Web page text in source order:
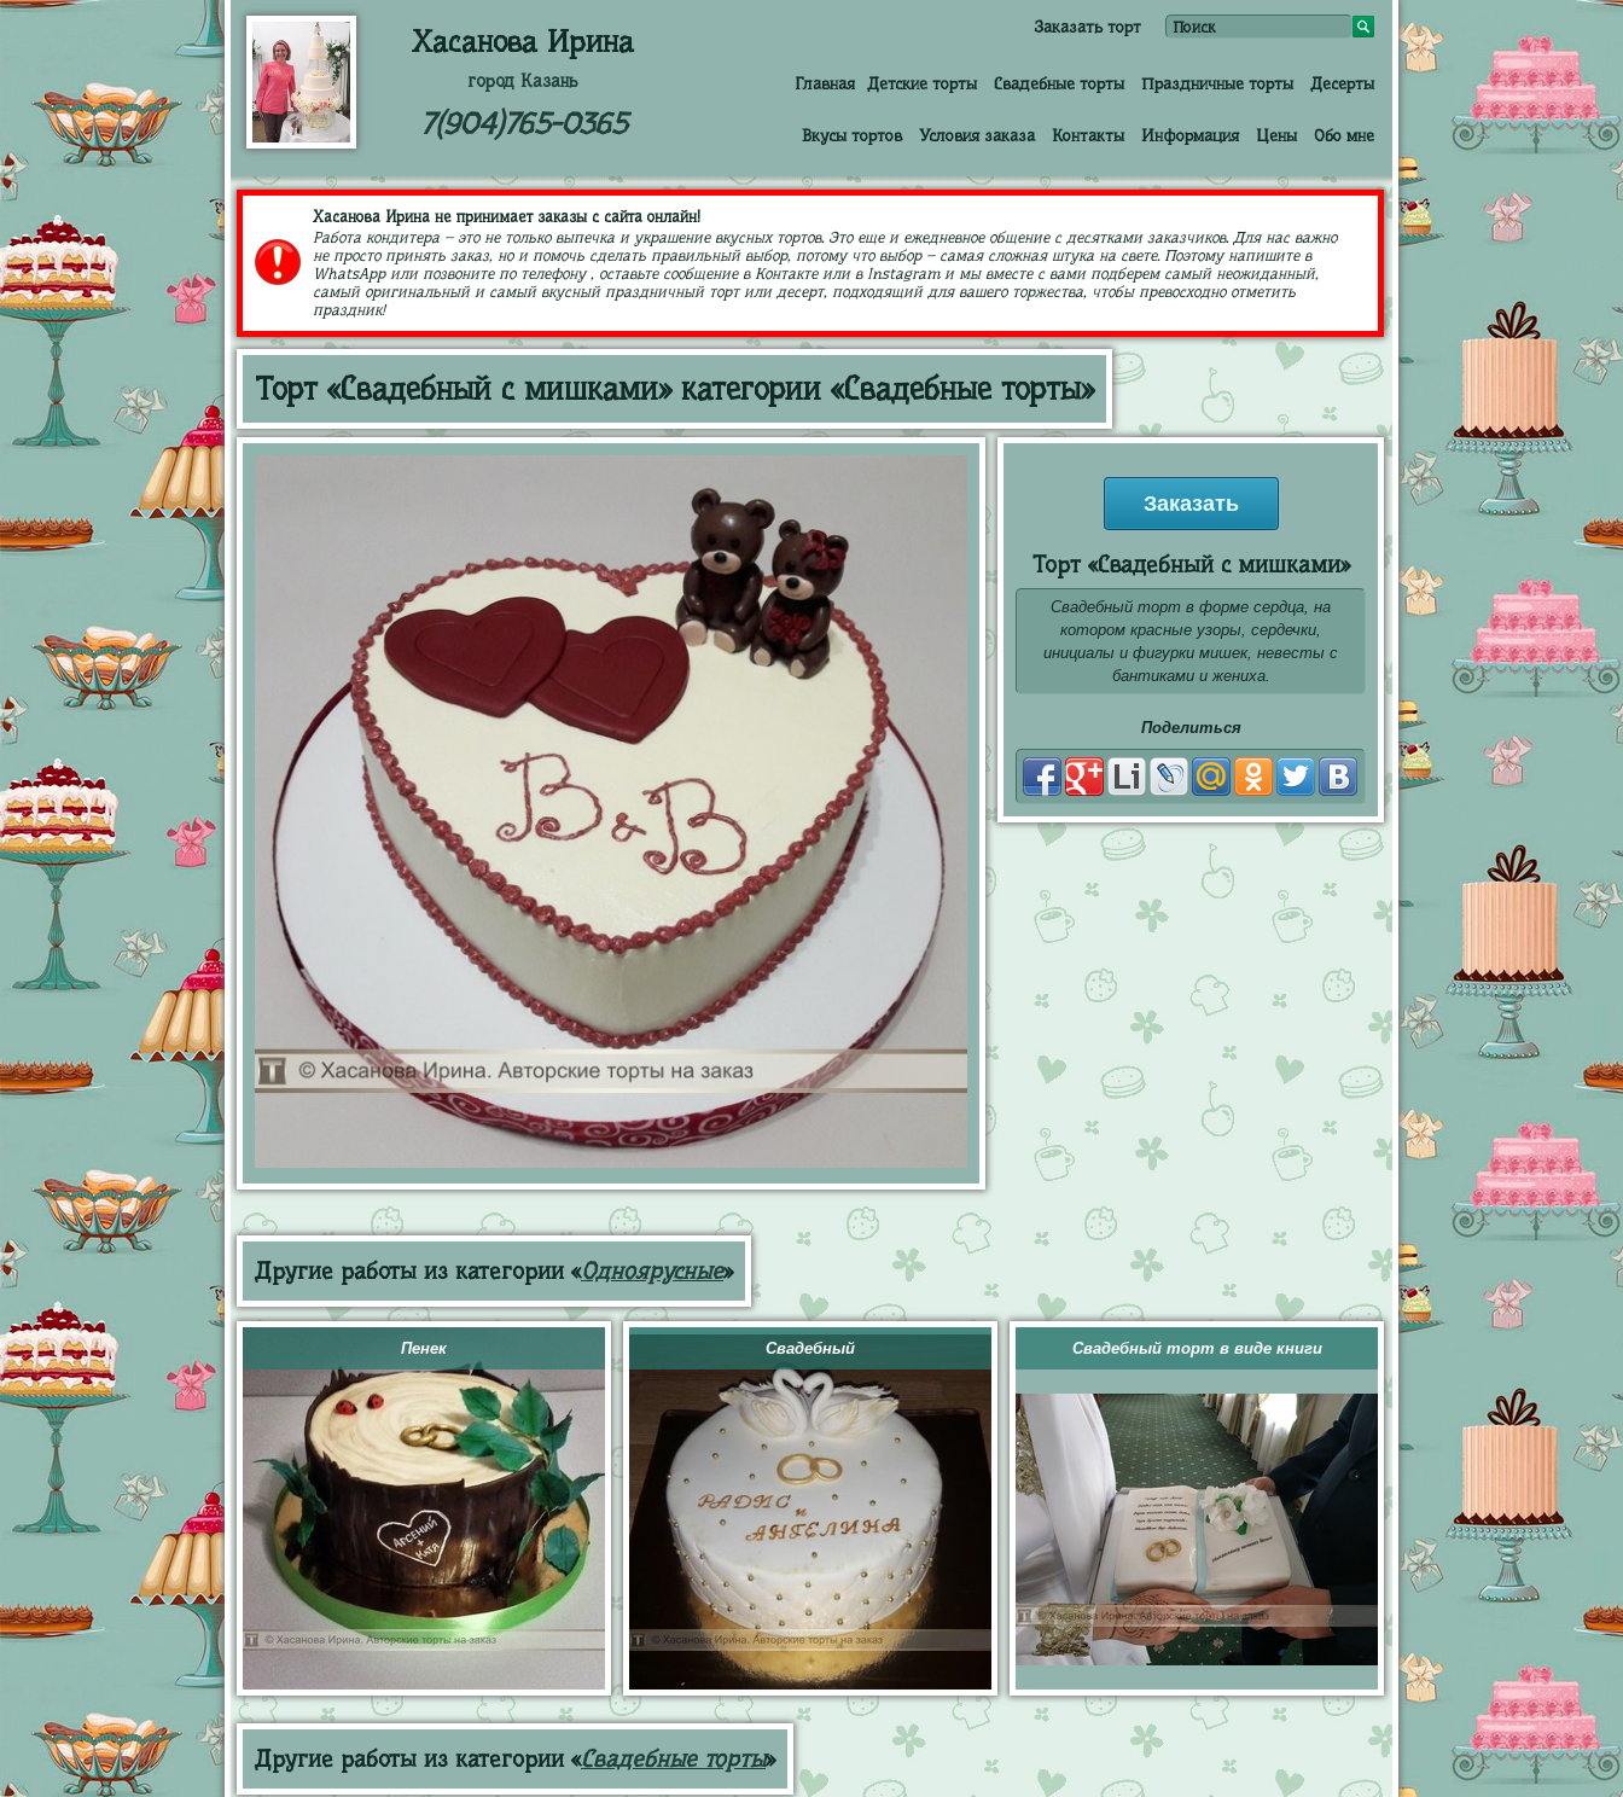
Хасанова Ирина
город Казань
7(904)765-0365
Заказать торт
Главная Детские торты Свадебные торты Праздничные торты Десерты
Вкусы тортов Условия заказа Контакты Информация Цены Обо мне
Хасанова Ирина не принимает заказы с сайта онлайн!
Работа кондитера – это не только выпечка и украшение вкусных тортов. Это еще и ежедневное общение с десятками заказчиков. Для нас важно
не просто принять заказ, но и помочь сделать правильный выбор, потому что выбор – самая сложная штука на свете. Поэтому напишите в
WhatsApp или позвоните по телефону , оставьте сообщение в Контакте или в Instagram и мы вместе с вами подберем самый неожиданный,
самый оригинальный и самый вкусный праздничный торт или десерт, подходящий для вашего торжества, чтобы превосходно отметить
праздник!
Торт «Свадебный с мишками» категории «Свадебные торты»
Заказать
Торт «Свадебный с мишками»
Свадебный торт в форме сердца, на
котором красные узоры, сердечки,
инициалы и фигурки мишек, невесты с
бантиками и жениха.
Поделиться
Другие работы из категории «Одноярусные»
Пенек Свадебный Свадебный торт в виде книги
Другие работы из категории «Свадебные торты»